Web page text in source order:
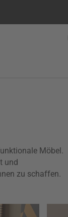
Möbel.
und
zu schaffen.